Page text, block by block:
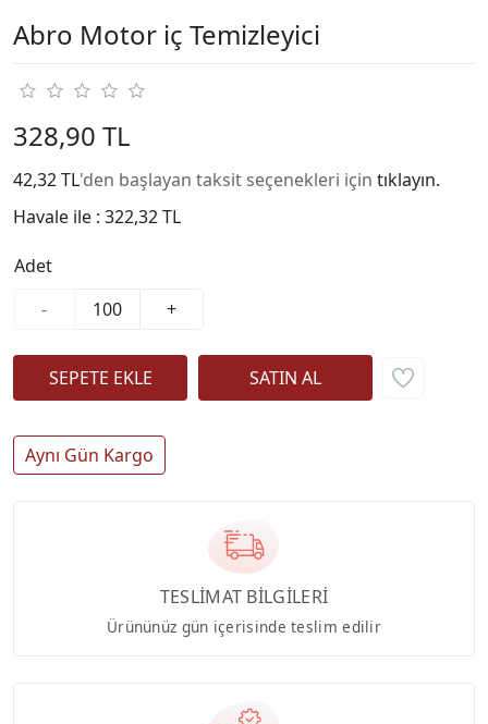
Abro Motor iç Temizleyici
328,90 TL
42,32 TL'den başlayan taksit seçenekleri için tıklayın.
Havale ile : 322,32 TL
Adet
-
+
Aynı Gün Kargo
TESLİMAT BİLGİLERİ
Ürününüz gün içerisinde teslim edilir